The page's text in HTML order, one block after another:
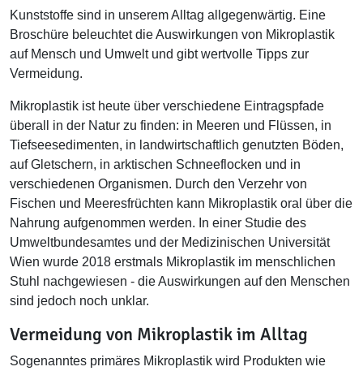
Kunststoffe sind in unserem Alltag allgegenwärtig. Eine
Broschüre beleuchtet die Auswirkungen von Mikroplastik
auf Mensch und Umwelt und gibt wertvolle Tipps zur
Vermeidung.
Mikroplastik ist heute über verschiedene Eintragspfade
überall in der Natur zu finden: in Meeren und Flüssen, in
Tiefseesedimenten, in landwirtschaftlich genutzten Böden,
auf Gletschern, in arktischen Schneeflocken und in
verschiedenen Organismen. Durch den Verzehr von
Fischen und Meeresfrüchten kann Mikroplastik oral über die
Nahrung aufgenommen werden. In einer Studie des
Umweltbundesamtes und der Medizinischen Universität
Wien wurde 2018 erstmals Mikroplastik im menschlichen
Stuhl nachgewiesen - die Auswirkungen auf den Menschen
sind jedoch noch unklar.
Vermeidung von Mikroplastik im Alltag
Sogenanntes primäres Mikroplastik wird Produkten wie